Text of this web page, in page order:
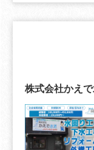
株式会社かえ